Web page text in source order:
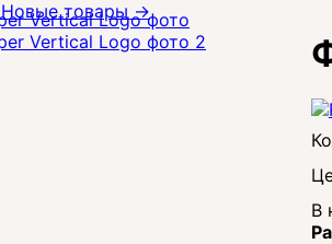
В
Новые товары→